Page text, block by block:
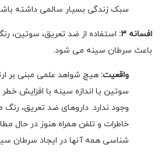
سبک زندگی بسیار سالمی داشته
افسانه 3:
استفاده از ضد تعریق، سوتین،
باعث سرطان سینه می شود.
واقعیت: هیچ شواهد علمی مبنی بر
سوتین یا اندازه سینه با افزایش
وجود ندارد. داروهای ضد تعریق، رنگ
خاطرات و تلفن همراه هنوز در حال
شناسی همه آنها در ایجاد سرطان